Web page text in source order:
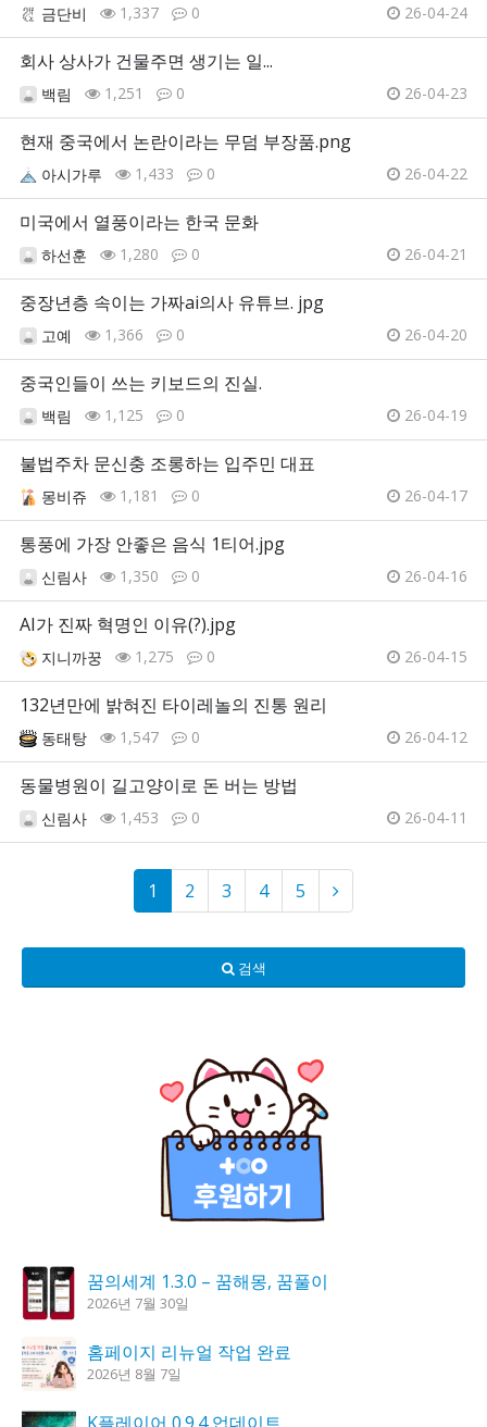
금단비 1,337 0 26-04-24
회사 상사가 건물주면 생기는 일...
백림 1,251 0 26-04-23
현재 중국에서 논란이라는 무덤 부장품.png
아시가루 1,433 0 26-04-22
미국에서 열풍이라는 한국 문화
하선훈 1,280 0 26-04-21
중장년층 속이는 가짜ai의사 유튜브. jpg
고예 1,366 0 26-04-20
중국인들이 쓰는 키보드의 진실.
백림 1,125 0 26-04-19
불법주차 문신충 조롱하는 입주민 대표
몽비쥬 1,181 0 26-04-17
통풍에 가장 안좋은 음식 1티어.jpg
신림사 1,350 0 26-04-16
AI가 진짜 혁명인 이유(?).jpg
지니까꿍 1,275 0 26-04-15
132년만에 밝혀진 타이레놀의 진통 원리
동태탕 1,547 0 26-04-12
동물병원이 길고양이로 돈 버는 방법
신림사 1,453 0 26-04-11
1 2 3 4 5
검색
꿈의세계 1.3.0 – 꿈해몽, 꿈풀이
2026년 7월 30일
홈페이지 리뉴얼 작업 완료
2026년 8월 7일